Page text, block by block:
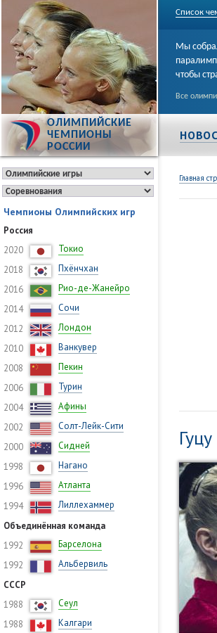
Список
ОЛИМПИЙСКИЕ
ЧЕМПИОНЫ
РОССИИ
Мы
чтобы
Все
Чемпионы Олимпийских игр
Россия
2020
Токио
2018
Пхёнчхан
2016
Рио-де-Жанейро
2014
Сочи
2012
Лондон
2010
Ванкувер
2008
Пекин
2006
Турин
2004
Афины
2002
Солт-Лейк-Сити
2000
Сидней
1998
Нагано
1996
Атланта
1994
Лиллехаммер
Объединённая команда
1992
Барселона
1992
Альбервиль
СССР
1988
Сеул
1988
Калгари
Главная